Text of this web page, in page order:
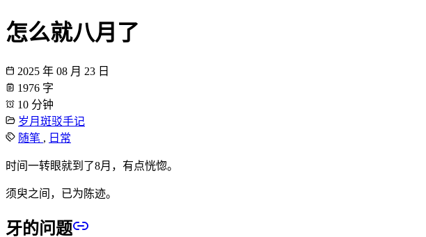
怎么就八月了
2025 年 08 月 23 日
1976 字
10 分钟
岁月斑驳手记
随笔 , 日常
时间一转眼就到了8月，有点恍惚。
须臾之间，已为陈迹。
牙的问题